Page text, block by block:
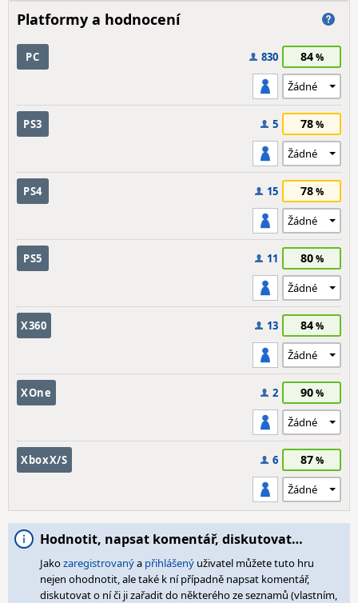
Platformy a hodnocení
PC 830 84
PS3 5 78
PS4 15 78
PS5 11 80
X360 13 84
XOne 2 90
XboxX/S 6 87
Hodnotit, napsat komentář, diskutovat…
Jakozaregistrovanýa přihlášený uživatel můžete tuto hru
nejen ohodnotit, ale také k ní případně napsat komentář,
diskutovat o ní či ji zařadit do některého ze seznamů (vlastním,